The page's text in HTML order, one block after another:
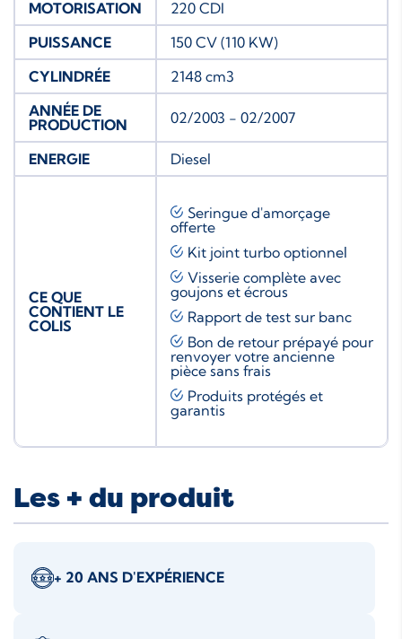
MOTORISATION
220 CDI
PUISSANCE
150 CV (110 KW)
CYLINDRÉE
2148 cm3
ANNÉE DE
PRODUCTION
02/2003 - 02/2007
ENERGIE Diesel
CE QUE
CONTIENT LE
COLIS
Seringue d'amorçage
offerte
Kit joint turbo optionnel
Visserie complète avec
goujons et écrous
Rapport de test sur banc
Bon de retour prépayé pour
renvoyer votre ancienne
pièce sans frais
Produits protégés et
garantis
Les + du produit
+ 20 ANS D'EXPÉRIENCE